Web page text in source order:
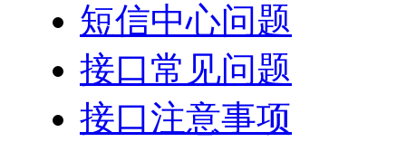
短信中心问题
接口常见问题
接口注意事项